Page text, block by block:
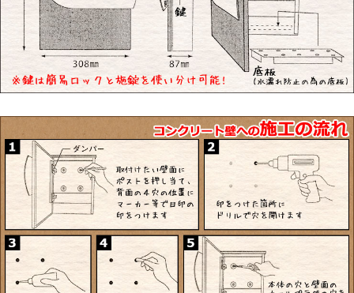
エリカデザインライン・フラボックス・レター
ボックスマン
【パナソニック エクステリア】
サインポスト・小包ポスト パケモ-UF・フェイ
サス-NFR・フェイサス-FF・フェイサス-VL・
フェイサス-int・ユニサス・ユーロバッグ・BM
型・EM型・KC型・BS型・クリアス-FF・テセ
ライト
【四国化成】
アルメール WF型・DA型・DF型・DUAL型・
UT型・UH型・HA型・HS型・UC型・KC型・
KH型・KF型